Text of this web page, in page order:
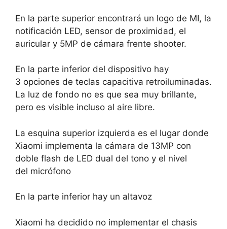
En la parte superior encontrará un logo de MI, la
notificación LED, sensor de proximidad, el
auricular y 5MP de cámara frente shooter.
En la parte inferior del dispositivo hay
3 opciones de teclas capacitiva retroiluminadas.
La luz de fondo no es que sea muy brillante,
pero es visible incluso al aire libre.
La esquina superior izquierda es el lugar donde
Xiaomi implementa la cámara de 13MP con
doble flash de LED dual del tono y el nivel
del micrófono
En la parte inferior hay un altavoz
Xiaomi ha decidido no implementar el chasis